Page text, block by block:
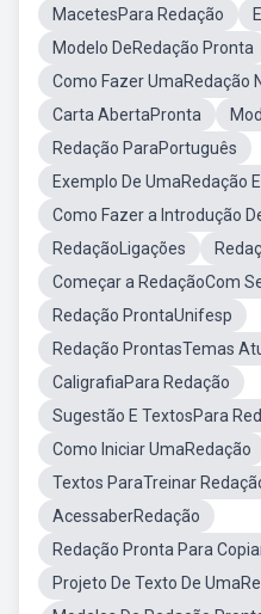
MacetesPara Redação
Modelo DeRedação Pronta
Como Fazer UmaRedação
Carta AbertaPronta
Redação ParaPortuguês
Exemplo De UmaRedação
Como Fazer a Introdução
RedaçãoLigações
Começar a RedaçãoCom
Redação ProntaUnifesp
Redação ProntasTemas
CaligrafiaPara Redação
Sugestão E TextosPara
Como Iniciar UmaRedação
Textos ParaTreinar
AcessaberRedação
Redação Pronta Para
Projeto De Texto De